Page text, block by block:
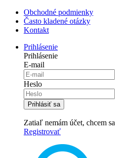
Obchodné podmienky
Často kladené otázky
Kontakt
Prihlásenie
Prihlásenie
E-mail
Heslo
Zatiaľ nemám účet, chcem sa
Registrovať